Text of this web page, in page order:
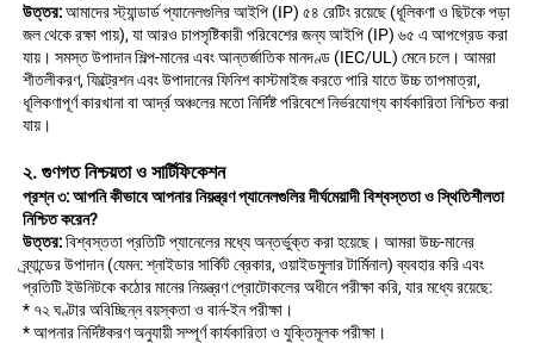
উত্তর: আমাদের স্ট্যান্ডার্ড প্যানেলগুলির আইপি (IP) ৫৪ রেটিং রয়েছে (ধূলিকণা ও ছিটকে পড়া
জল থেকে রক্ষা পায়), যা আরও চাপসৃষ্টিকারী পরিবেশের জন্য আইপি (IP) ৬৫ এ আপগ্রেড করা
যায়। সমস্ত উপাদান শিল্প-মানের এবং আন্তর্জাতিক মানদণ্ড (IEC/UL) মেনে চলে। আমরা
শীতলীকরণ, ফিল্ট্রেশন এবং উপাদানের ফিনিশ কাস্টমাইজ করতে পারি যাতে উচ্চ তাপমাত্রা,
ধূলিকণাপূর্ণ কারখানা বা আর্দ্র অঞ্চলের মতো নির্দিষ্ট পরিবেশে নির্ভরযোগ্য কার্যকারিতা নিশ্চিত করা
যায়।
২. গুণগত নিশ্চয়তা ও সার্টিফিকেশন
প্রশ্ন ৩: আপনি কীভাবে আপনার নিয়ন্ত্রণ প্যানেলগুলির দীর্ঘমেয়াদী বিশ্বস্ততা ও স্থিতিশীলতা
নিশ্চিত করেন?
উত্তর: বিশ্বস্ততা প্রতিটি প্যানেলের মধ্যে অন্তর্ভুক্ত করা হয়েছে। আমরা উচ্চ-মানের
ব্র্যান্ডের উপাদান (যেমন: শ্নাইডার সার্কিট ব্রেকার, ওয়াইডমুলার টার্মিনাল) ব্যবহার করি এবং
প্রতিটি ইউনিটকে কঠোর মানের নিয়ন্ত্রণ প্রোটোকলের অধীনে পরীক্ষা করি, যার মধ্যে রয়েছে:
* ৭২ ঘণ্টার অবিচ্ছিন্ন বয়স্কতা ও বার্ন-ইন পরীক্ষা।
* আপনার নির্দিষ্টকরণ অনুযায়ী সম্পূর্ণ কার্যকারিতা ও যুক্তিমূলক পরীক্ষা।